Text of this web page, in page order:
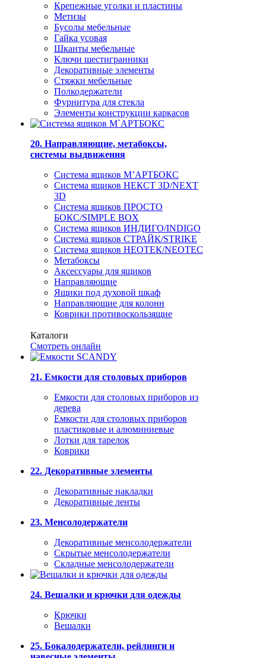
Крепежные уголки и пластины
Метизы
Бусолы мебельные
Гайка усовая
Шканты мебельные
Ключи шестигранники
Декоративные элементы
Стяжки мебельные
Полкодержатели
Фурнитура для стекла
Элементы конструкции каркасов
20. Направляющие, метабоксы,
системы выдвижения
Система ящиков М’АРТБОКС
Система ящиков НЕКСТ 3D/NEXT
3D
Система ящиков ПРОСТО
БОКС/SIMPLE BOX
Система ящиков ИНДИГО/INDIGO
Система ящиков СТРАЙК/STRIKE
Система ящиков НЕОТЕК/NEOTEC
Метабоксы
Аксессуары для ящиков
Направляющие
Ящики под духовой шкаф
Направляющие для колонн
Коврики противоскользящие
Каталоги
Смотреть онлайн
21. Емкости для столовых приборов
Емкости для столовых приборов из
дерева
Емкости для столовых приборов
пластиковые и алюминиевые
Лотки для тарелок
Коврики
22. Декоративные элементы
Декоративные накладки
Декоративные ленты
23. Менсолодержатели
Декоративные менсолодержатели
Скрытые менсолодержатели
Складные менсолодержатели
24. Вешалки и крючки для одежды
Крючки
Вешалки
25. Бокалодержатели, рейлинги и